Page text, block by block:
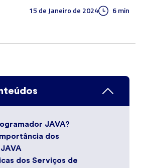
15 de Janeiro de 2024
6 min
JAVA?
dos
dos Serviços de